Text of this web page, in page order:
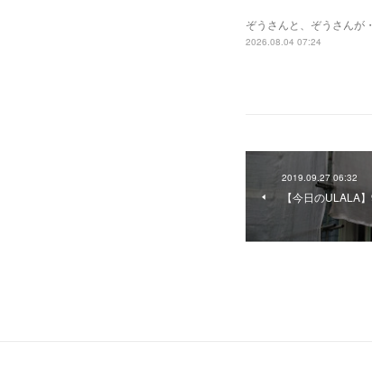
ぞうさんと、ぞうさんが
2026.08.04 07:24
2019.09.27 06:32
【今日のULALA